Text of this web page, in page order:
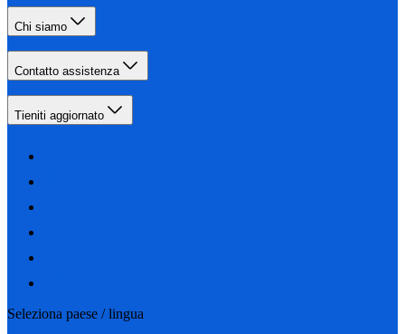
Chi siamo
Contatto assistenza
Tieniti aggiornato
Seleziona paese / lingua